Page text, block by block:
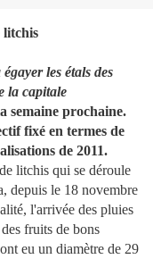
litchis
les étals des
la capitale
semaine prochaine.
fixé en termes de
de 2011.
litchis qui se déroule
depuis le 18 novembre
l'arrivée des pluies
fruits de bons
eu un diamètre de 29